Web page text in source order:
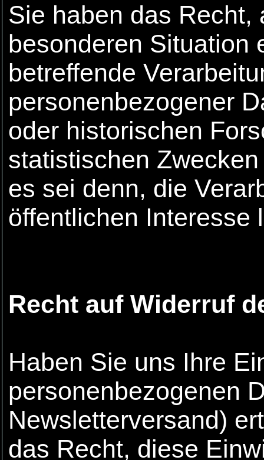
Sie haben das Recht,
besonderen Situation
betreffende
personenbezogener
oder historischen
statistischen
es sei denn, die
öffentlichen Interesse
Recht auf Widerruf
Haben Sie uns Ihre
personenbezogenen
Newsletterversand)
das Recht, diese